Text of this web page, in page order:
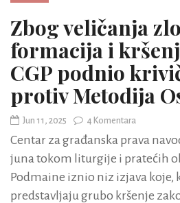
Zbog veličanja
formacija i
CGP podnio
protiv Metodija
Jun 11, 2025 4 Komentara
Centar za građanska prava
juna tokom liturgije i pratećih
Podmaine iznio niz izjava koje,
predstavljaju grubo kršenje